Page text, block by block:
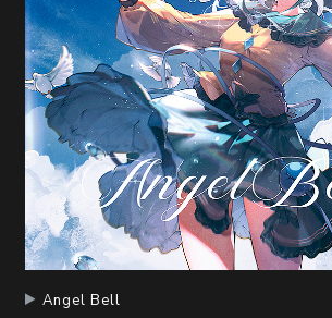
Angel Bell